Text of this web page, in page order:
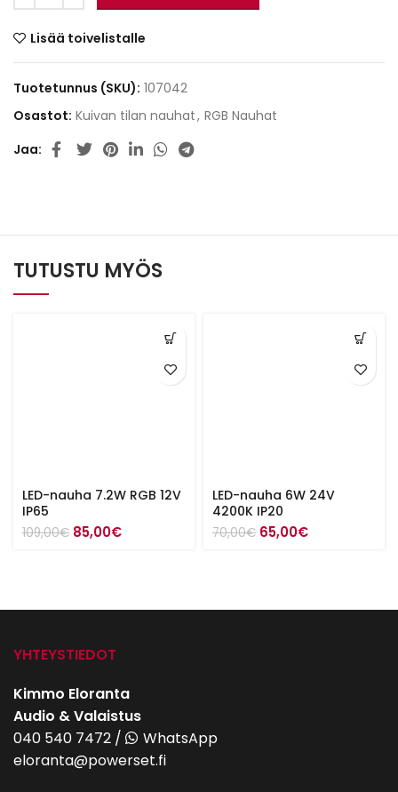
Lisää toivelistalle
Tuotetunnus (SKU): 107042
Osastot: Kuivan tilan nauhat, RGB Nauhat
Jaa
TUTUSTU MYÖS
LED-nauha 7.2W RGB 12V
IP65
109,00€ Alkuperäinen
85,00€Nykyinen
LED-nauha 6W 24V
4200K IP20
70,00€ Alkuperäinen
65,00€Nykyinen
YHTEYSTIEDOT
Kimmo Eloranta
Audio & Valaistus
040 540 7472 /
WhatsApp
eloranta@powerset.fi